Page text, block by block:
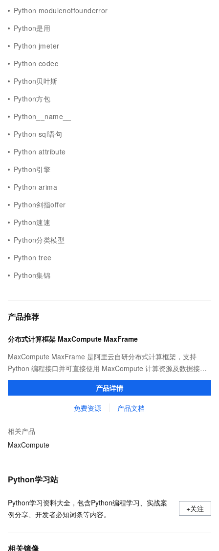
Python modulenotfounderror
Python是用
Python jmeter
Python codec
Python贝叶斯
Python方包
Python__name__
Python sql语句
Python attribute
Python引擎
Python arima
Python剑指offer
Python速速
Python分类模型
Python tree
Python集锦
产品推荐
分布式计算框架 MaxCompute MaxFrame
MaxCompute MaxFrame 是阿里云自研分布式计算框架，支持
Python 编程接口并可直接使用 MaxCompute 计算资源及数据接
口，与 MaxCompute Notebook、镜像管理等功能共同构成
MaxCompute 完整 Python 开发生态。
产品详情
免费资源 产品文档
相关产品
MaxCompute
Python学习站
Python学习资料大全，包含Python编程学习、实战案
例分享、开发者必知词条等内容。
+关注
相关镜像